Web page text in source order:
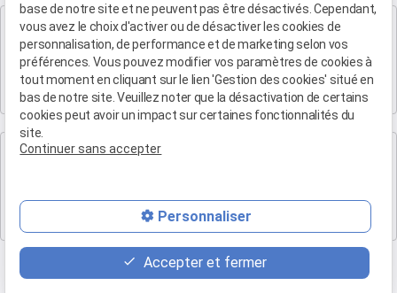
Cabinet d'Aix-en-Provence
Maître Patrice HUMBERT
4 rue du Quatre-Septembre
13100 AIX EN PROVENCE
Cabinet de Marseille
19 Bd Arthur Michaud
13015 MARSEILLE
base de notre site et ne peuvent pas être désactivés. Cependant,
vous avez le choix d'activer ou de désactiver les cookies de
personnalisation, de performance et de marketing selon vos
préférences. Vous pouvez modifier vos paramètres de cookies à
tout moment en cliquant sur le lien 'Gestion des cookies' situé en
bas de notre site. Veuillez noter que la désactivation de certains
cookies peut avoir un impact sur certaines fonctionnalités du
site.
Continuer sans accepter
Personnaliser
Accepter et fermer